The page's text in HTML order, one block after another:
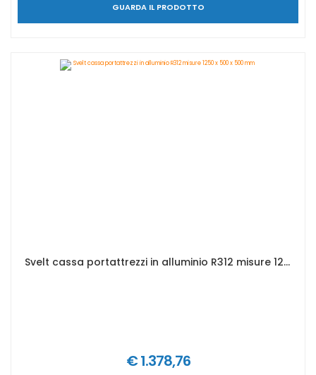
GUARDA IL PRODOTTO
Svelt cassa portattrezzi in alluminio R312 misure 1250 x 500 x 500 mm
€ 1.378,76